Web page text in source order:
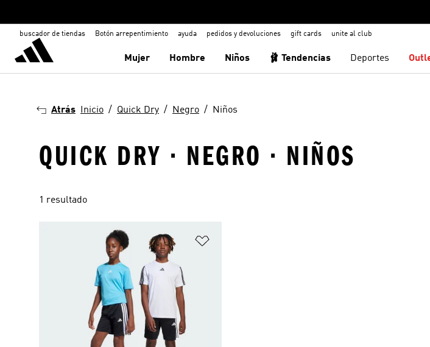
buscador de tiendas Botón arrepentimiento ayuda pedidos y devoluciones gift cards unite al club
Mujer Hombre Niños 🩰 Tendencias Deportes
Atrás Inicio Quick Dry Negro Niños
QUICK DRY · NEGRO · NIÑOS
1 resultado